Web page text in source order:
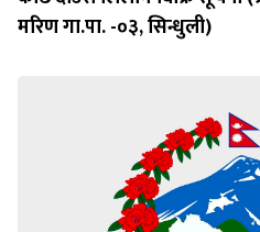
मरिण गा.पा. -०३, सिन्धुली)